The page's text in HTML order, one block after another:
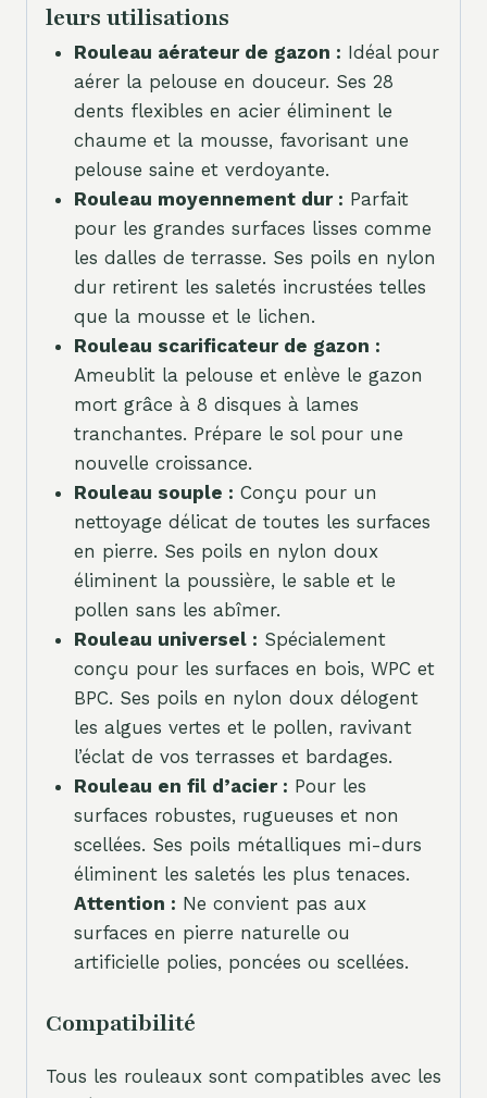
leurs utilisations
Rouleau aérateur de gazon : Idéal pour
aérer la pelouse en douceur. Ses 28
dents flexibles en acier éliminent le
chaume et la mousse, favorisant une
pelouse saine et verdoyante.
Rouleau moyennement dur : Parfait
pour les grandes surfaces lisses comme
les dalles de terrasse. Ses poils en nylon
dur retirent les saletés incrustées telles
que la mousse et le lichen.
Rouleau scarificateur de gazon :
Ameublit la pelouse et enlève le gazon
mort grâce à 8 disques à lames
tranchantes. Prépare le sol pour une
nouvelle croissance.
Rouleau souple : Conçu pour un
nettoyage délicat de toutes les surfaces
en pierre. Ses poils en nylon doux
éliminent la poussière, le sable et le
pollen sans les abîmer.
Rouleau universel : Spécialement
conçu pour les surfaces en bois, WPC et
BPC. Ses poils en nylon doux délogent
les algues vertes et le pollen, ravivant
l’éclat de vos terrasses et bardages.
Rouleau en fil d’acier : Pour les
surfaces robustes, rugueuses et non
scellées. Ses poils métalliques mi-durs
éliminent les saletés les plus tenaces.
Attention : Ne convient pas aux
surfaces en pierre naturelle ou
artificielle polies, poncées ou scellées.
Compatibilité
Tous les rouleaux sont compatibles avec les